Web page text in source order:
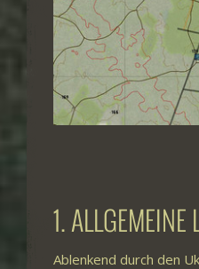
1. ALLGEMEINE
Ablenkend durch den